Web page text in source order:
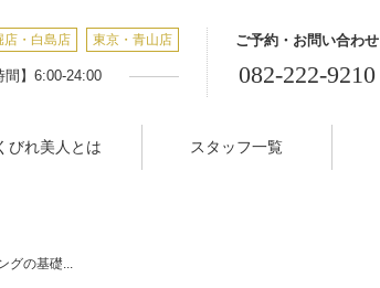
店・白島店 東京・青山店
間】6:00-24:00
ご予約・お問い合わせ
082-222-9210
びれ美人とは スタッフ一覧
グの基礎...